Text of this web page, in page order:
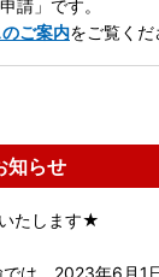
請」です。
ご案内をご覧くだ
知らせ
たします★
は、2023年6月1